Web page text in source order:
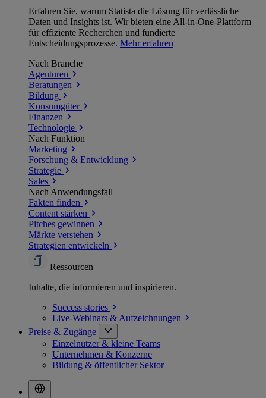
Erfahren Sie, warum Statista die Lösung für verlässliche
Daten und Insights ist. Wir bieten eine All-in-One-Plattform
für effiziente Recherchen und fundierte
Entscheidungsprozesse. Mehr erfahren
Nach Branche
Agenturen
Beratungen
Bildung
Konsumgüter
Finanzen
Technologie
Nach Funktion
Marketing
Forschung & Entwicklung
Strategie
Sales
Nach Anwendungsfall
Fakten finden
Content stärken
Pitches gewinnen
Märkte verstehen
Strategien entwickeln
Ressourcen
Inhalte, die informieren und inspirieren.
Success stories
Live-Webinars & Aufzeichnungen
Preise & Zugänge
Einzelnutzer & kleine Teams
Unternehmen & Konzerne
Bildung & öffentlicher Sektor